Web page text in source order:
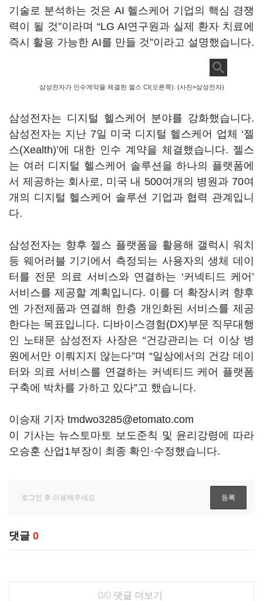
기술로 분석하는 것은 AI 헬스케어 기업의 핵심 경쟁
력이 될 것”이라며 “LG AI연구원과 실제 환자 치료에
즉시 활용 가능한 AI를 만들 것”이라고 설명했습니다.
삼성전자가 인수계약을 체결한 젤스 CI(오른쪽). (사진=삼성전자)
삼성전자는 디지털 헬스케어 분야를 강화했습니다.
삼성전자는 지난 7일 미국 디지털 헬스케어 업체 ‘젤
스(Xealth)’에 대한 인수 계약을 체결했습니다. 젤스
는 여러 디지털 헬스케어 솔루션을 하나의 플랫폼에
서 제공하는 회사로, 미국 내 500여개의 병원과 70여
개의 디지털 헬스케어 솔루션 기업과 협력 관계입니
다.
삼성전자는 향후 젤스 플랫폼을 활용해 갤럭시 워치
등 웨어러블 기기에서 측정되는 사용자의 생체 데이
터를 전문 의료 서비스와 연결하는 ‘커넥티드 케어’
서비스를 제공할 계획입니다. 이를 더 확장시켜 향후
엔 가전제품과 연결해 한층 개인화된 서비스를 제공
한다는 목표입니다. 디바이스경험(DX)부문 직무대행
인 노태문 삼성전자 사장은 “건강관리는 더 이상 병
원에서만 이뤄지지 않는다”며 “일상에서의 건강 데이
터와 의료 서비스를 연결하는 커넥티드 케어 플랫폼
구축에 박차를 가하고 있다”고 했습니다.
이승재 기자 tmdwo3285@etomato.com
이 기사는 뉴스토마토 보도준칙 및 윤리강령에 따라
오승훈 산업1부장이 최종 확인·수정했습니다.
댓글 0
0/0 댓글 더보기